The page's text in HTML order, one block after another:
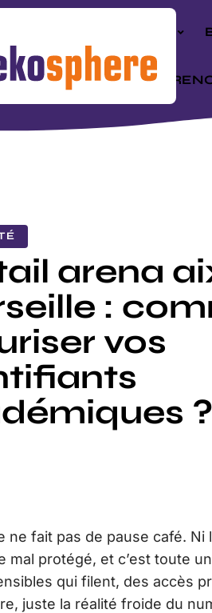
arena
:
vos
?
ne fait pas de pause café.
mal protégé, et c’est toute
qui filent, des accès
juste la réalité froide du